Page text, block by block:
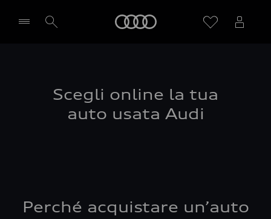
Scegli online la tua
auto usata Audi
Perché acquistare un’auto